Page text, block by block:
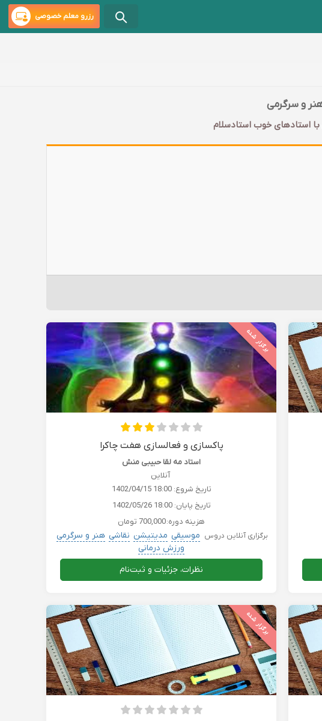
رزرو معلم خصوصی
و سرگرمی
استادهای خوب استادسلام
برگزار شده
پاکسازی و فعالسازی هفت چاکرا
استاد مه لقا حبیبی منش
آنلاین
تاریخ شروع:1402/04/15 18:00
تاریخ پایان:1402/05/26 18:00
هزینه دوره:700,000 تومان
برگزاری آنلاین دروس موسیقی مدیتیشن نقاشی هنر و سرگرمی
ورزش درمانی
نظرات، جزئیات و ثبت‌نام
برگزار شده